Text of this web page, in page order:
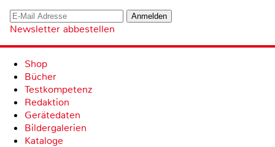
Newsletter abbestellen
Shop
Bücher
Testkompetenz
Redaktion
Gerätedaten
Bildergalerien
Kataloge